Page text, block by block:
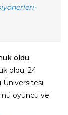
oldu.
oldu. 24
Üniversitesi
oyuncu ve